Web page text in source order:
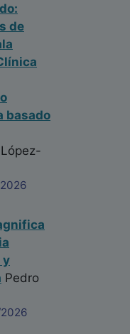
de
basado
y
Pedro